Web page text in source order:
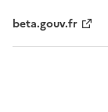
beta.gouv.fr